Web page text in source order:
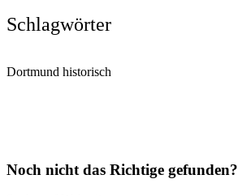
Schlagwörter
Dortmund historisch
Noch nicht das Richtige gefunden?